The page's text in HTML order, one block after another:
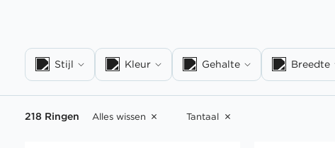
Stijl Kleur Gehalte Breedte
218 Ringen Alles wissen Tantaal